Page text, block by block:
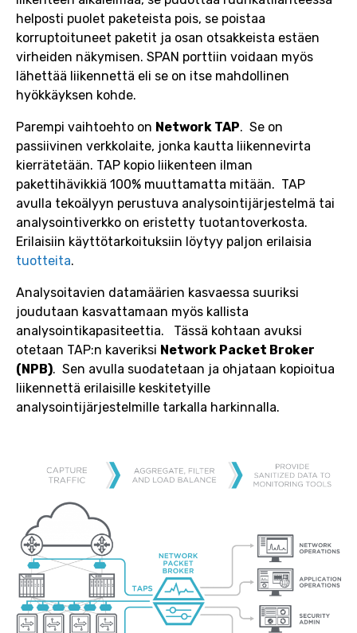
helposti puolet paketeista pois, se poistaa
korruptoituneet paketit ja osan otsakkeista estäen
virheiden näkymisen. SPAN porttiin voidaan myös
lähettää liikennettä eli se on itse mahdollinen
hyökkäyksen kohde.
Parempi vaihtoehto on Network TAP. Se on
passiivinen verkkolaite, jonka kautta liikennevirta
kierrätetään. TAP kopio liikenteen ilman
pakettihävikkiä 100% muuttamatta mitään. TAP
avulla tekoälyyn perustuva analysointijärjestelmä tai
analysointiverkko on eristetty tuotantoverkosta.
Erilaisiin käyttötarkoituksiin löytyy paljon erilaisia
tuotteita.
Analysoitavien datamäärien kasvaessa suuriksi
joudutaan kasvattamaan myös kallista
analysointikapasiteettia. Tässä kohtaan avuksi
otetaan TAP:n kaveriksi Network Packet Broker
(NPB). Sen avulla suodatetaan ja ohjataan kopioitua
liikennettä erilaisille keskitetyille
analysointijärjestelmille tarkalla harkinnalla.